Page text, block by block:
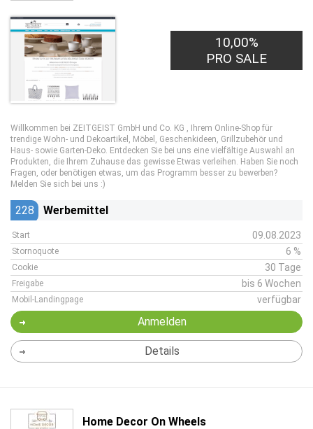
10,00%
PRO SALE
Willkommen bei ZEITGEIST GmbH und Co. KG , Ihrem Online-Shop für
trendige Wohn- und Dekoartikel, Möbel, Geschenkideen, Grillzubehör und
Haus- sowie Garten-Deko. Entdecken Sie bei uns eine vielfältige Auswahl an
Produkten, die Ihrem Zuhause das gewisse Etwas verleihen. Haben Sie noch
Fragen, oder benötigen etwas, um das Programm besser zu bewerben?
Melden Sie sich bei uns :)
228 Werbemittel
Start 09.08.2023
Stornoquote 6 %
Cookie 30 Tage
Freigabe bis 6 Wochen
Mobil-Landingpage verfügbar
Anmelden
Details
Home Decor On Wheels